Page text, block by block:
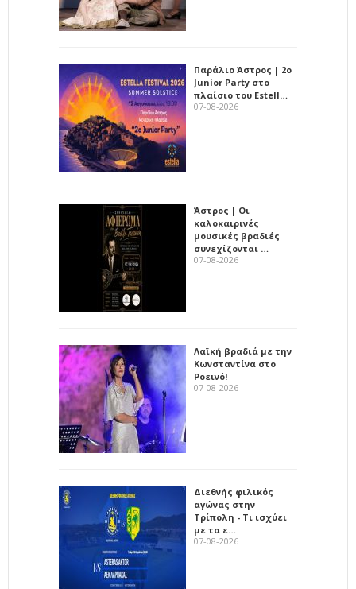
Παράλιο Άστρος | 2ο
Junior Party στο
πλαίσιο του Estell…
07-08-2026
Άστρος | Οι
καλοκαιρινές
μουσικές βραδιές
συνεχίζονται …
07-08-2026
Λαϊκή βραδιά με την
Κωνσταντίνα στο
Ροεινό!
07-08-2026
Διεθνής φιλικός
αγώνας στην
Τρίπολη - Τι ισχύει
με τα ε…
07-08-2026